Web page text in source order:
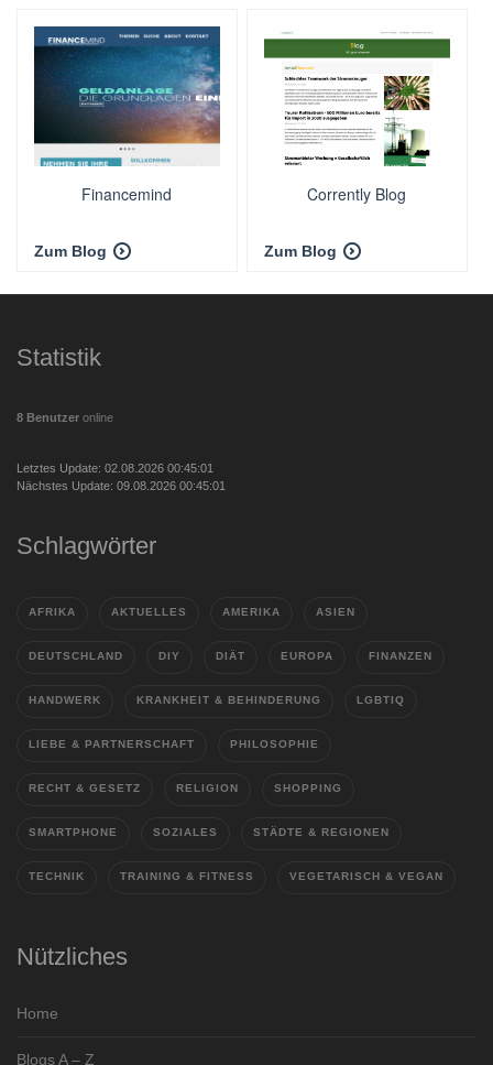
Financemind
Zum Blog
Corrently Blog
Zum Blog
Statistik
8 Benutzer online
Letztes Update: 02.08.2026 00:45:01
Nächstes Update: 09.08.2026 00:45:01
Schlagwörter
AFRIKA AKTUELLES AMERIKA ASIEN
DEUTSCHLAND DIY DIÄT EUROPA FINANZEN
HANDWERK KRANKHEIT & BEHINDERUNG LGBTIQ
LIEBE & PARTNERSCHAFT PHILOSOPHIE
RECHT & GESETZ RELIGION SHOPPING
SMARTPHONE SOZIALES STÄDTE & REGIONEN
TECHNIK TRAINING & FITNESS VEGETARISCH & VEGAN
Nützliches
Home
Blogs A – Z